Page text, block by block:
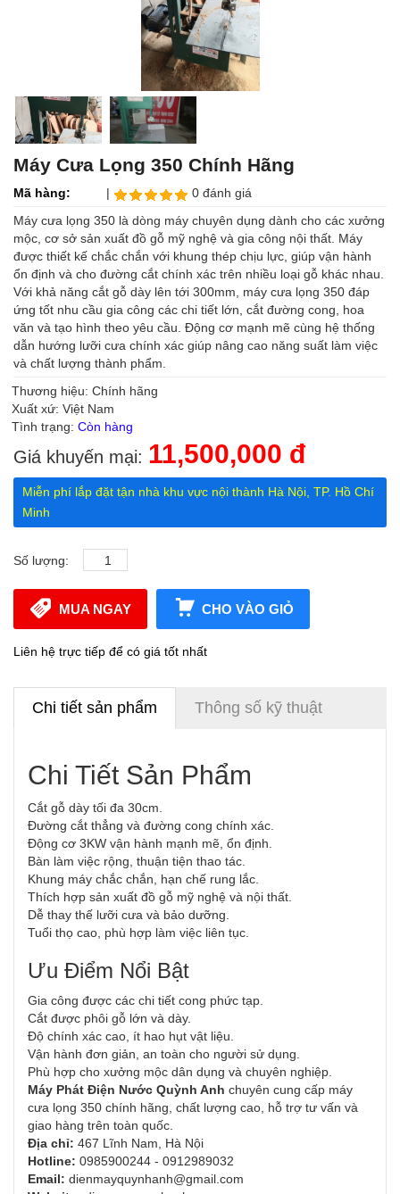
Máy Cưa Lọng 350 Chính Hãng
Mã hàng: |
0 đánh giá
Máy cưa lọng 350 là dòng máy chuyên dụng dành cho các xưởng
mộc, cơ sở sản xuất đồ gỗ mỹ nghệ và gia công nội thất. Máy
được thiết kế chắc chắn với khung thép chịu lực, giúp vận hành
ổn định và cho đường cắt chính xác trên nhiều loại gỗ khác nhau.
Với khả năng cắt gỗ dày lên tới 300mm, máy cưa lọng 350 đáp
ứng tốt nhu cầu gia công các chi tiết lớn, cắt đường cong, hoa
văn và tạo hình theo yêu cầu. Động cơ mạnh mẽ cùng hệ thống
dẫn hướng lưỡi cưa chính xác giúp nâng cao năng suất làm việc
và chất lượng thành phẩm.
Thương hiệu: Chính hãng
Xuất xứ: Việt Nam
Tình trạng: Còn hàng
Giá khuyến mại: 11,500,000 đ
Miễn phí lắp đặt tận nhà khu vực nội thành Hà Nội, TP. Hồ Chí
Minh
Số lượng:
MUA NGAY CHO VÀO GIỎ
Liên hệ trực tiếp để có giá tốt nhất
Chi tiết sản phẩm Thông số kỹ thuật
Chi Tiết Sản Phẩm
Cắt gỗ dày tối đa 30cm.
Đường cắt thẳng và đường cong chính xác.
Động cơ 3KW vận hành mạnh mẽ, ổn định.
Bàn làm việc rộng, thuận tiện thao tác.
Khung máy chắc chắn, hạn chế rung lắc.
Thích hợp sản xuất đồ gỗ mỹ nghệ và nội thất.
Dễ thay thế lưỡi cưa và bảo dưỡng.
Tuổi thọ cao, phù hợp làm việc liên tục.
Ưu Điểm Nổi Bật
Gia công được các chi tiết cong phức tạp.
Cắt được phôi gỗ lớn và dày.
Độ chính xác cao, ít hao hụt vật liệu.
Vận hành đơn giản, an toàn cho người sử dụng.
Phù hợp cho xưởng mộc dân dụng và chuyên nghiệp.
Máy Phát Điện Nước Quỳnh Anh chuyên cung cấp máy
cưa lọng 350 chính hãng, chất lượng cao, hỗ trợ tư vấn và
giao hàng trên toàn quốc.
Địa chỉ: 467 Lĩnh Nam, Hà Nội
Hotline: 0985900244 - 0912989032
Email: dienmayquynhanh@gmail.com